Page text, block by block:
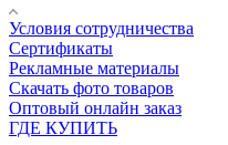
Условия сотрудничества
Сертификаты
Рекламные материалы
Скачать фото товаров
Оптовый онлайн заказ
ГДЕ КУПИТЬ